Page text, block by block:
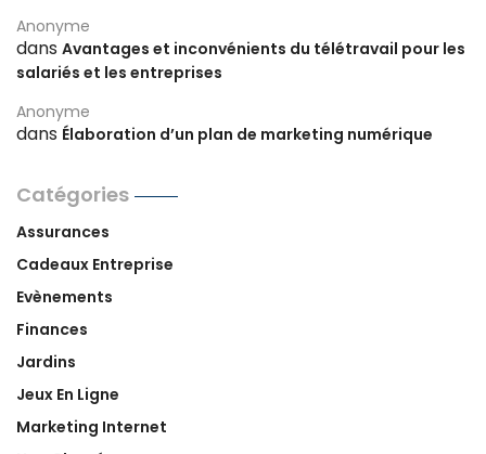
Anonyme
dans Avantages et inconvénients du télétravail pour les
salariés et les entreprises
Anonyme
dans Élaboration d’un plan de marketing numérique
Catégories
Assurances
Cadeaux Entreprise
Evènements
Finances
Jardins
Jeux En Ligne
Marketing Internet